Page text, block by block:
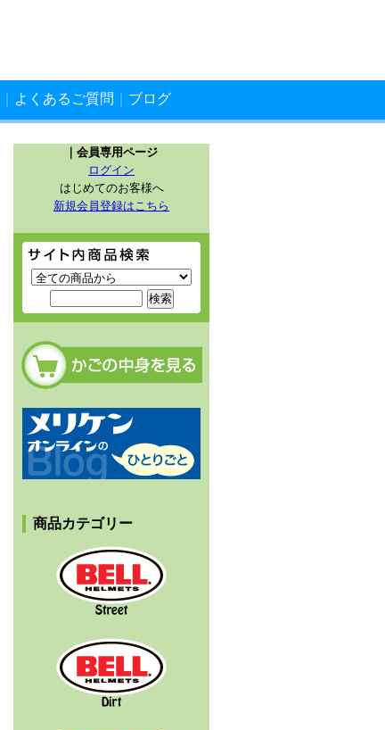
よくあるご質問 ブログ
｜会員専用ページ
ログイン
はじめてのお客様へ
新規会員登録はこちら
サイト内商品検索
カートの中を見る
メリケンオンラインのひとりごと
商品カテゴリー